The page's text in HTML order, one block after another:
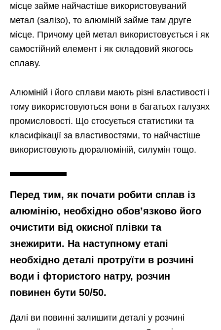
місце займе найчастіше використовуваний
метал (залізо), то алюміній займе там друге
місце. Причому цей метал використовується і як
самостійний елемент і як складовий якогось
сплаву.
Алюміній і його сплави мають різні властивості і
тому використовуються вони в багатьох галузях
промисловості. Що стосується статистики та
класифікації за властивостями, то найчастіше
використовують дюралюміній, силумін тощо.
Перед тим, як почати робити сплав із
алюмінію, необхідно обов’язково його
очистити від окисної плівки та
знежирити. На наступному етапі
необхідно деталі протруїти в розчині
води і фтористого натру, розчин
повинен бути 50/50.
Далі ви повинні залишити деталі у розчині